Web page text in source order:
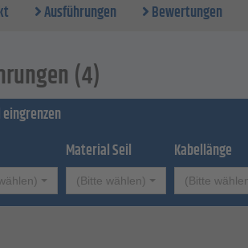
Ausführungen Bewertungen
(4)
Material Seil
(Bitte wählen)
Kabellänge
(Bitte